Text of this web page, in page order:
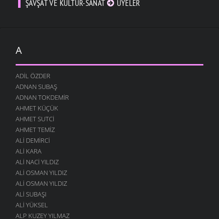
ŞAVŞAT VE KÜLTÜR-SANAT ÜYELER
A
ADIL ÖZDER
ADNAN SUBAŞ
ADNAN TOKDEMIR
AHMET KÜÇÜK
AHMET SUTCI
AHMET TEMIZ
ALI DEMIRCI
ALI KARA
ALI NACI YILDIZ
ALI OSMAN YILDIZ
ALI OSMAN YILDIZ
ALI SUBAŞI
ALI YÜKSEL
ALP KUZEY YILMAZ